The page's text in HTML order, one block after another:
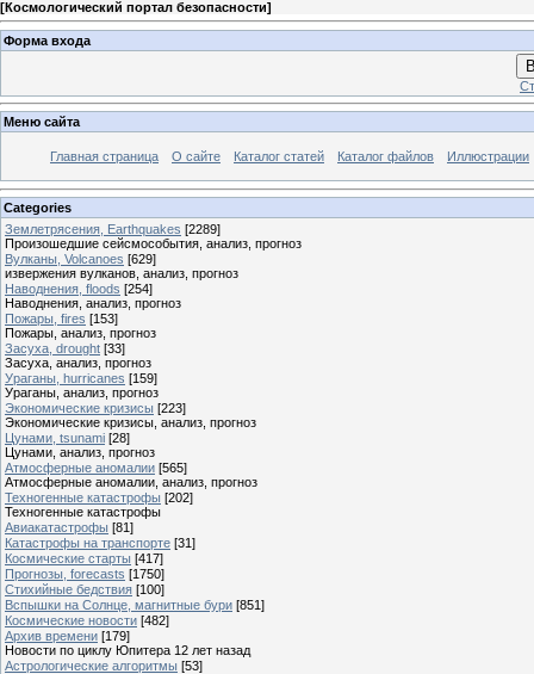
[Космологический портал безопасности]
Форма входа
Меню сайта
Главная страница О сайте Каталог статей Каталог файлов Иллюстрации
Categories
Землетрясения, Earthquakes [2289]
Произошедшие сейсмособытия, анализ, прогноз
Вулканы, Volcanoes [629]
извержения вулканов, анализ, прогноз
Наводнения, floods [254]
Наводнения, анализ, прогноз
Пожары, fires [153]
Пожары, анализ, прогноз
Засуха, drought [33]
Засуха, анализ, прогноз
Ураганы, hurricanes [159]
Ураганы, анализ, прогноз
Экономические кризисы [223]
Экономические кризисы, анализ, прогноз
Цунами, tsunami [28]
Цунами, анализ, прогноз
Атмосферные аномалии [565]
Атмосферные аномалии, анализ, прогноз
Техногенные катастрофы [202]
Техногенные катастрофы
Авиакатастрофы [81]
Катастрофы на транспорте [31]
Космические старты [417]
Прогнозы, forecasts [1750]
Стихийные бедствия [100]
Вспышки на Солнце, магнитные бури [851]
Космические новости [482]
Архив времени [179]
Новости по циклу Юпитера 12 лет назад
Астрологические алгоритмы [53]